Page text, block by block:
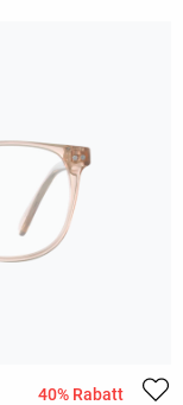
40% Rabatt